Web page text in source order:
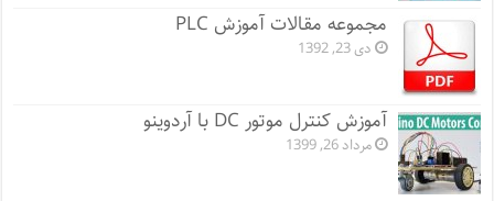
مجموعه مقالات آموزش PLC
دی 23, 1392
آموزش کنترل موتور DC با آردوینو
مرداد 26, 1399